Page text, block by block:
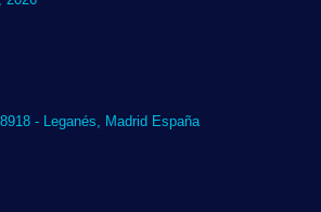
- Leganés, Madrid España